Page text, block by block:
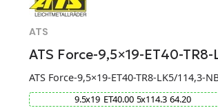
ATS
ATS Force-9,5×19-ET40-
ATS Force-9,5×19-ET40-TR8-LK5/114,3-
9.5x19 ET40.00 5x114.3 64.20